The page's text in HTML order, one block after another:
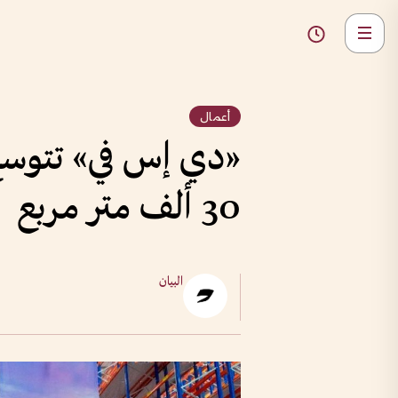
أعمال
«دي إس في»
30 ألف متر مربع
البيان